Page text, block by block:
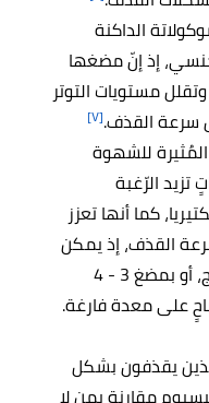
الداكنة
إذ إنّ مضغها
مستويات التوتر
سرعة القذف.[٧]
للشهوة
الرّغبة
كما أنها تعزز
القذف، إذ يمكن
الاستفادة منه بتناول الثوم الطازج، أو بمضغ 3 - 4
على معدة فارغة.
يقذفون بشكل
مقارنة بمن لا